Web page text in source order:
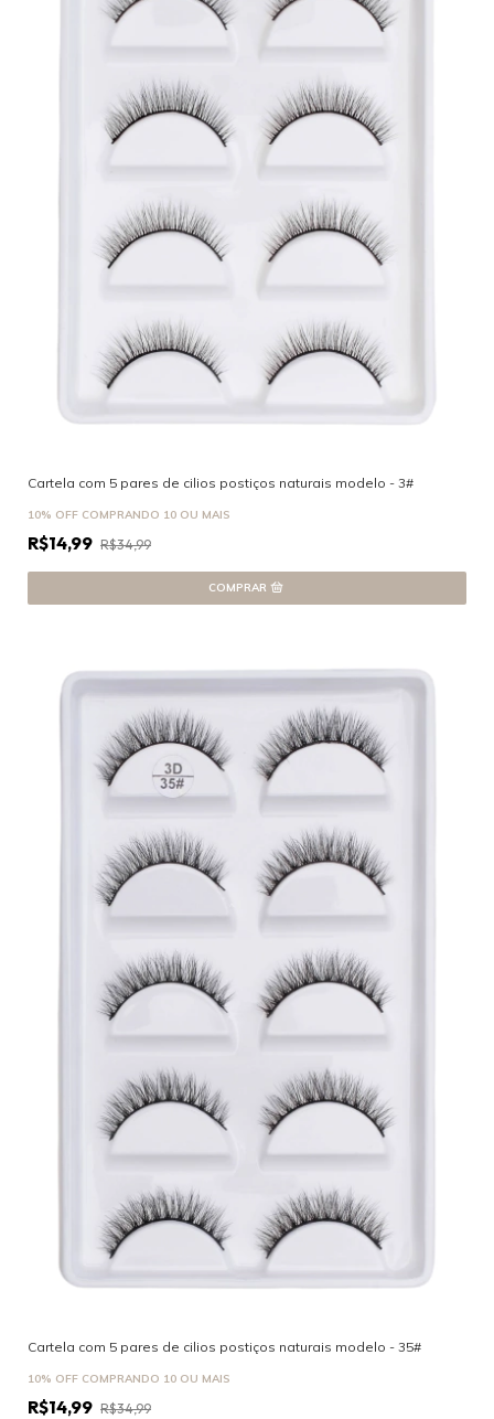
Cartela com 5 pares de cilios postiços naturais modelo - 3#
10% OFF COMPRANDO 10 OU MAIS
R$14,99 R$34,99
Cartela com 5 pares de cilios postiços naturais modelo - 35#
10% OFF COMPRANDO 10 OU MAIS
R$14,99 R$34,99